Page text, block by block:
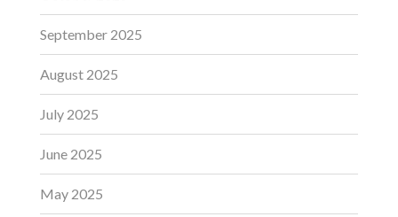
September 2025
August 2025
July 2025
June 2025
May 2025